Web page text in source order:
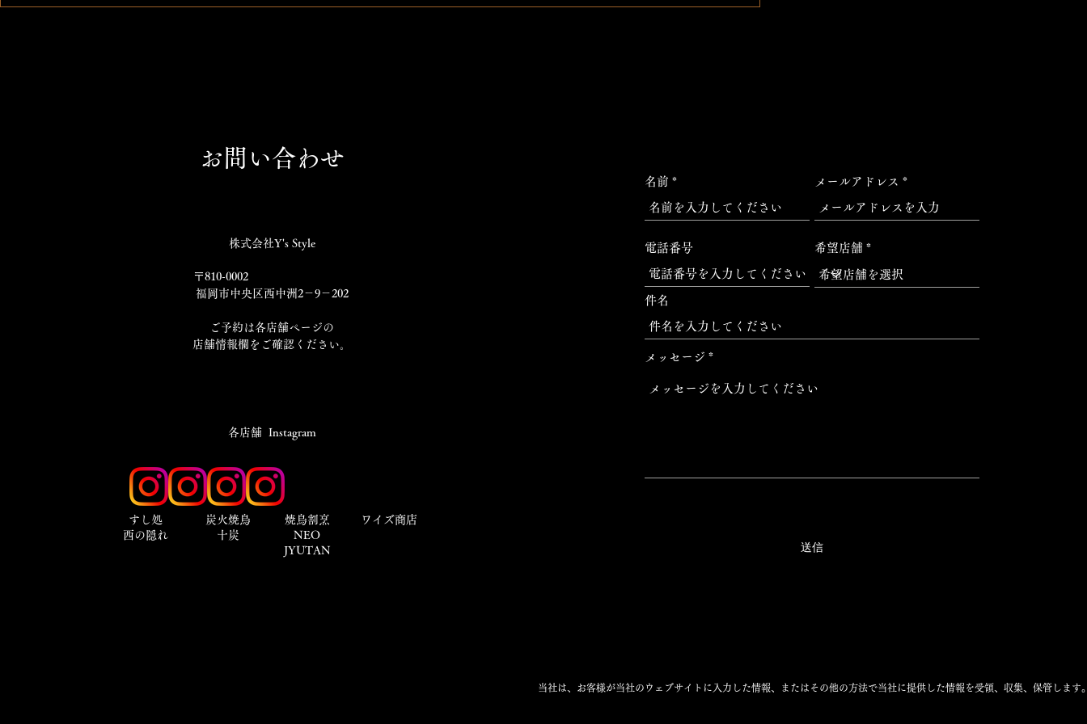
お問い合わせ
株式会社Y's Style
〒810-0002
福岡市中央区西中洲2－9－202
​ご予約は各店舗ページの
店舗情報欄をご確認ください。
​各店舗 Instagram
​すし処
西の隠れ
炭火焼鳥
十炭
焼鳥割烹
NEO
JYUTAN
ワイズ商店
名前 メールアドレス
電話番号 希望店舗
件名
メッセージ
送信
当社は、お客様が当社のウェブサイトに入力した情報、またはその他の方法で当社に提供した情報を受領、収集、保管します